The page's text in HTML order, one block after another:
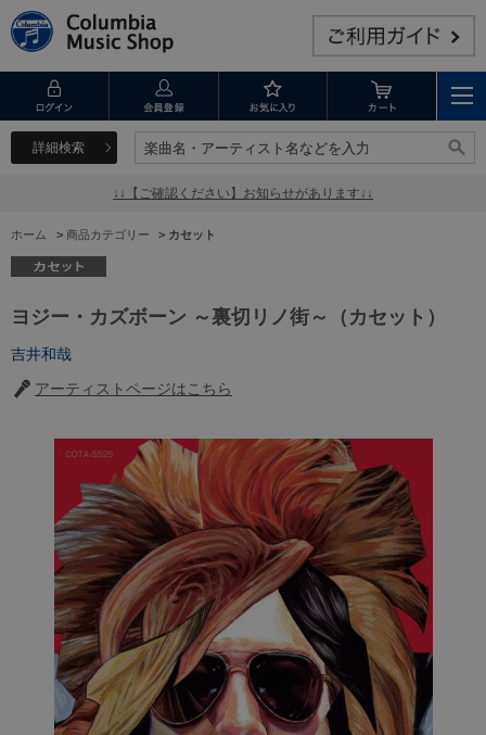
詳細検索 楽曲名・アーティスト名などを入力
楽曲名・アーティスト名などを入力
↓↓【ご確認ください】お知らせがあります↓↓
ホーム > 商品カテゴリー > カセット
ヨジー・カズボーン ～裏切リノ街～（カセット）
吉井和哉
アーティストページはこちら